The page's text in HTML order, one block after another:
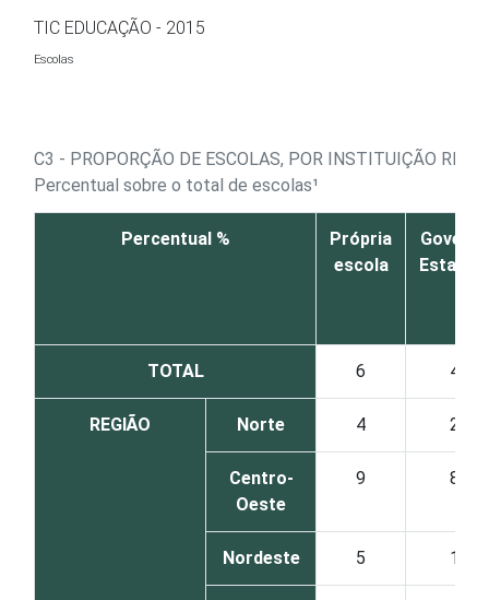
Ir para o conteúdo
TIC EDUCAÇÃO - 2015
Escolas
C3 - PROPORÇÃO DE ESCOLAS, POR INSTITUIÇÃO
Percentual sobre o total de escolas¹
Percentual %
Própria
escola
Governo
Estadual
TOTAL 6 4
REGIÃO Norte 4 2
Centro-
Oeste
9 8
Nordeste 5 1